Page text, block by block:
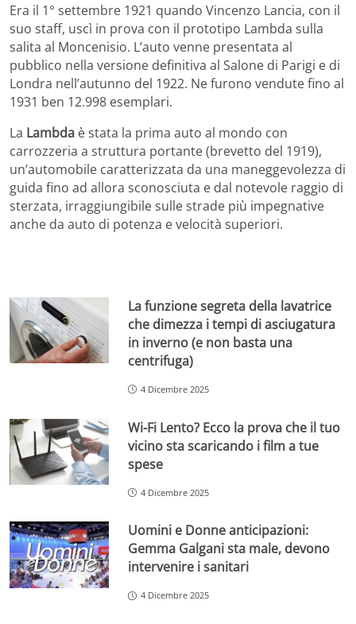
Era il 1° settembre 1921 quando Vincenzo Lancia, con il
suo staff, uscì in prova con il prototipo Lambda sulla
salita al Moncenisio. L’auto venne presentata al
pubblico nella versione definitiva al Salone di Parigi e di
Londra nell’autunno del 1922. Ne furono vendute fino al
1931 ben 12.998 esemplari.
La Lambda è stata la prima auto al mondo con
carrozzeria a struttura portante (brevetto del 1919),
un’automobile caratterizzata da una maneggevolezza di
guida fino ad allora sconosciuta e dal notevole raggio di
sterzata, irraggiungibile sulle strade più impegnative
anche da auto di potenza e velocità superiori.
La funzione segreta della lavatrice
che dimezza i tempi di asciugatura
in inverno (e non basta una
centrifuga)
4 Dicembre 2025
Wi-Fi Lento? Ecco la prova che il tuo
vicino sta scaricando i film a tue
spese
4 Dicembre 2025
Uomini e Donne anticipazioni:
Gemma Galgani sta male, devono
intervenire i sanitari
4 Dicembre 2025